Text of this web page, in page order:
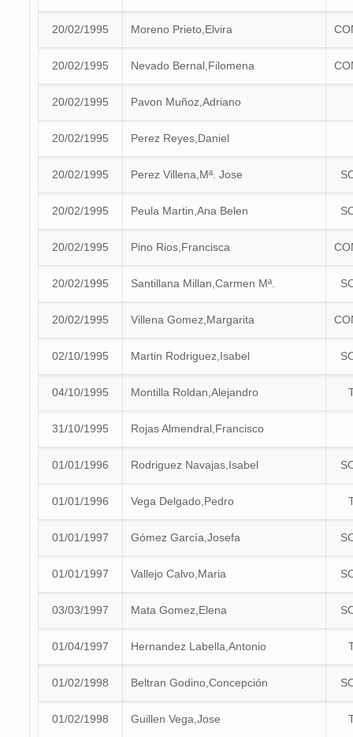
20/02/1995 Moreno Prieto,Elvira
20/02/1995 Nevado Bernal,Filomena
20/02/1995 Pavon Muñoz,Adriano
20/02/1995 Perez Reyes,Daniel
20/02/1995 Perez Villena,Mª. Jose
20/02/1995 Peula Martin,Ana Belen
20/02/1995 Pino Rios,Francisca
20/02/1995 Santillana Millan,Carmen Mª.
20/02/1995 Villena Gomez,Margarita
02/10/1995 Martin Rodriguez,Isabel
04/10/1995 Montilla Roldan,Alejandro
31/10/1995 Rojas Almendral,Francisco
01/01/1996 Rodriguez Navajas,Isabel
01/01/1996 Vega Delgado,Pedro
01/01/1997 Gómez García,Josefa
01/01/1997 Vallejo Calvo,Maria
03/03/1997 Mata Gomez,Elena
01/04/1997 Hernandez Labella,Antonio
01/02/1998 Beltran Godino,Concepción
01/02/1998 Guillen Vega,Jose